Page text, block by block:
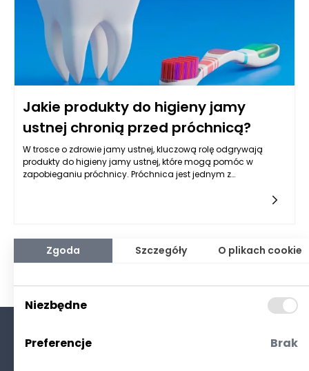
Jakie produkty do higieny jamy
ustnej chronią przed próchnicą?
W trosce o zdrowie jamy ustnej, kluczową rolę odgrywają
produkty do higieny jamy ustnej, które mogą pomóc w
zapobieganiu próchnicy. Próchnica jest jednym z
produktów do codziennej higieny. Wśród najważniejszych
preparatów, które chronią zęby przed próchnicą, znajdują się
pasty do zębów, płyny do płukania ust, nici dentystyczne, a
Zgoda Szczegóły O plikach cookie
Niezbędne
Preferencje Brak